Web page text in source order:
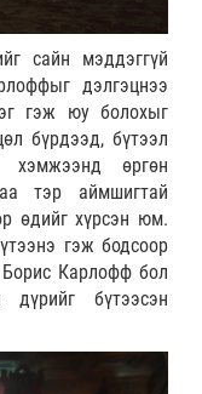
сайн мэддэггүй
дэлгэцнээ
гэж юу болохыг
бүрдээд, бүтээл
хэмжээнд өргөн
тэр аймшигтай
өдийг хүрсэн юм.
гэж бодсоор
Карлофф бол
дүрийг бүтээсэн